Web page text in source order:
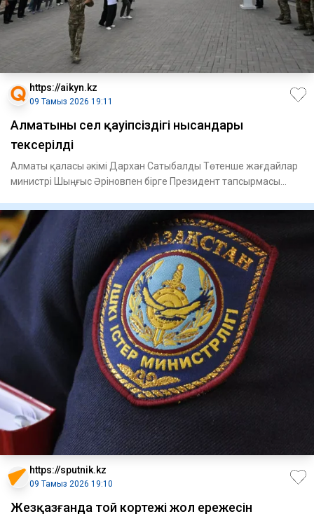
https://aikyn.kz
09 Тамыз 2026 19:11
Алматының сел қауіпсіздігі нысандары
тексерілді
Алматы қаласы әкімі Дархан Сатыбалды Төтенше жағдайлар
министрі Шыңғыс Әріновпен бірге Президент тапсырмасы
https://sputnik.kz
09 Тамыз 2026 19:10
Жезқазғанда той кортежі жол ережесін